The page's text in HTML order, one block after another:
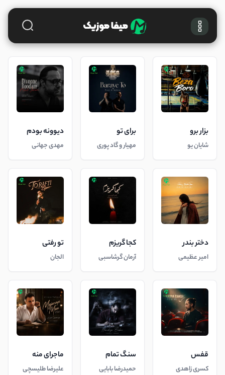
بزار برو
شایان یو
برای تو
مهیار و گاد پوری
دیوونه بودم
مهدی جهانی
دختر بندر
امیر عظیمی
کجا گریزم
آرمان گرشاسبی
تو رفتی
الجان
قفس
کسری زاهدی
سنگ تمام
حمیدرضا بابایی
ماجرای منه
علیرضا طلیسچی